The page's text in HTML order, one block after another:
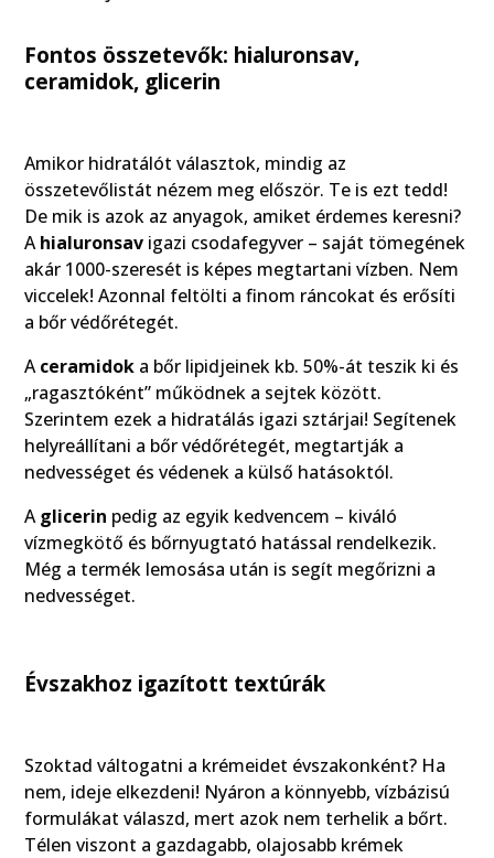
Fontos összetevők: hialuronsav,
ceramidok, glicerin
Amikor hidratálót választok, mindig az
összetevőlistát nézem meg először. Te is ezt tedd!
De mik is azok az anyagok, amiket érdemes keresni?
Ahialuronsav igazi csodafegyver – saját tömegének
akár 1000-szeresét is képes megtartani vízben. Nem
viccelek! Azonnal feltölti a finom ráncokat és erősíti
a bőr védőrétegét.
Aceramidok a bőr lipidjeinek kb. 50%-át teszik ki és
„ragasztóként” működnek a sejtek között.
Szerintem ezek a hidratálás igazi sztárjai! Segítenek
helyreállítani a bőr védőrétegét, megtartják a
nedvességet és védenek a külső hatásoktól.
Aglicerin pedig az egyik kedvencem – kiváló
vízmegkötő és bőrnyugtató hatással rendelkezik.
Még a termék lemosása után is segít megőrizni a
nedvességet.
Évszakhoz igazított textúrák
Szoktad váltogatni a krémeidet évszakonként? Ha
nem, ideje elkezdeni! Nyáron a könnyebb, vízbázisú
formulákat válaszd, mert azok nem terhelik a bőrt.
Télen viszont a gazdagabb, olajosabb krémek